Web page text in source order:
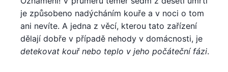
je způsobeno nadýcháním kouře a v noci o tom
ani nevíte. A jedna z věcí, kterou tato zařízení
dělají dobře v případě nehody v domácnosti, je
detekovat kouř nebo teplo v jeho počáteční fázi.